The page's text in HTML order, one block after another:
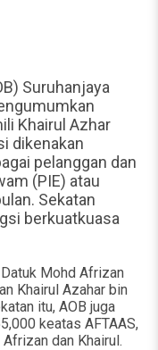
Suruhanjaya
Khairul Azhar
dikenakan
pelanggan dan
(PIE) atau
Sekatan
berkuatkuasa
Mohd Afrizan
Khairul Azahar bin
itu, AOB juga
keatas AFTAAS,
dan Khairul.